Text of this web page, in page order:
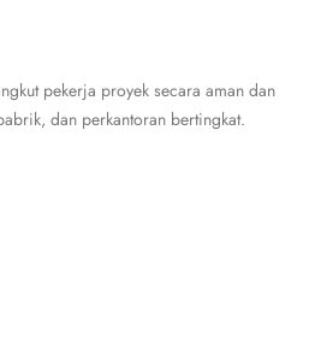
pekerja proyek secara aman dan
dan perkantoran bertingkat.